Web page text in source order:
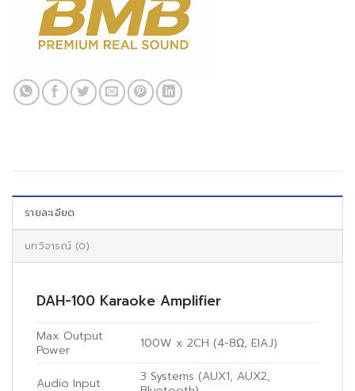
รายละเอียด
บทวิจารณ์ (0)
DAH-100 Karaoke Amplifier
Max Output
Power
100W x 2CH (4-8Ω, EIAJ)
Audio Input
3 Systems (AUX1, AUX2,